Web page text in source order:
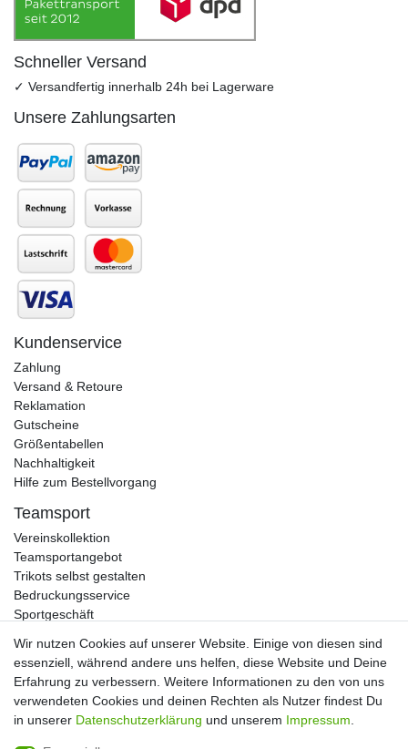
Schneller Versand
✓ Versandfertig innerhalb 24h bei Lagerware
Unsere Zahlungsarten
Kundenservice
Zahlung
Versand & Retoure
Reklamation
Gutscheine
Größentabellen
Nachhaltigkeit
Hilfe zum Bestellvorgang
Teamsport
Vereinskollektion
Teamsportangebot
Trikots selbst gestalten
Bedruckungsservice
Sportgeschäft
Wir nutzen Cookies auf unserer Website. Einige von diesen sind
essenziell, während andere uns helfen, diese Website und Deine
Erfahrung zu verbessern. Weitere Informationen zu den von uns
verwendeten Cookies und deinen Rechten als Nutzer findest Du
in unserer Daten­schutz­erklärung und unserem Impressum